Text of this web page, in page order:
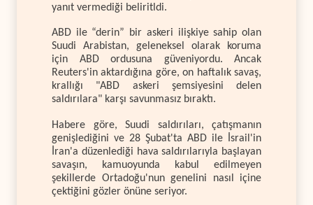
yanıt vermediği beliritldi.
ABD ile “derin” bir askeri ilişkiye sahip olan
Suudi Arabistan, geleneksel olarak koruma
için ABD ordusuna güveniyordu. Ancak
Reuters'in aktardığına göre, on haftalık savaş,
krallığı "ABD askeri şemsiyesini delen
saldırılara" karşı savunmasız bıraktı.
Habere göre, Suudi saldırıları, çatışmanın
genişlediğini ve 28 Şubat'ta ABD ile İsrail'in
İran'a düzenlediği hava saldırılarıyla başlayan
savaşın, kamuoyunda kabul edilmeyen
şekillerde Ortadoğu'nun genelini nasıl içine
çektiğini gözler önüne seriyor.